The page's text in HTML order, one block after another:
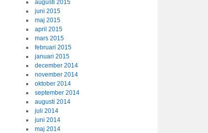
augusti 2015
juni 2015
maj 2015
april 2015
mars 2015
februari 2015
januari 2015
december 2014
november 2014
oktober 2014
september 2014
augusti 2014
juli 2014
juni 2014
maj 2014